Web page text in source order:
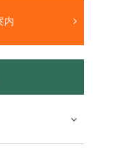
内